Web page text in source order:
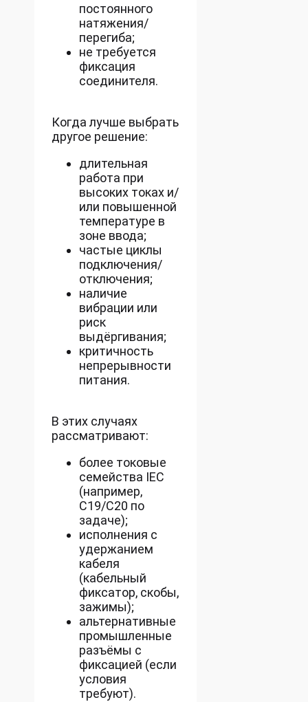
постоянного
натяжения/
перегиба;
не требуется
фиксация
соединителя.
Когда лучше выбрать
другое решение:
длительная
работа при
высоких токах и/
или повышенной
температуре в
зоне ввода;
частые циклы
подключения/
отключения;
наличие
вибрации или
риск
выдёргивания;
критичность
непрерывности
питания.
В этих случаях
рассматривают:
более токовые
семейства IEC
(например,
C19/C20 по
задаче);
исполнения с
удержанием
кабеля
(кабельный
фиксатор, скобы,
зажимы);
альтернативные
промышленные
разъёмы с
фиксацией (если
условия
требуют).